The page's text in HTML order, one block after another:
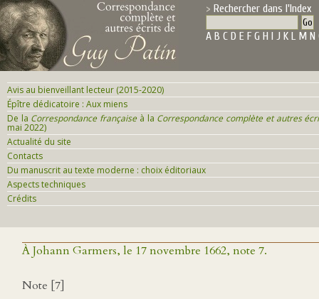
Rechercher dans l'Index
A B C D E F G H I J K L M N